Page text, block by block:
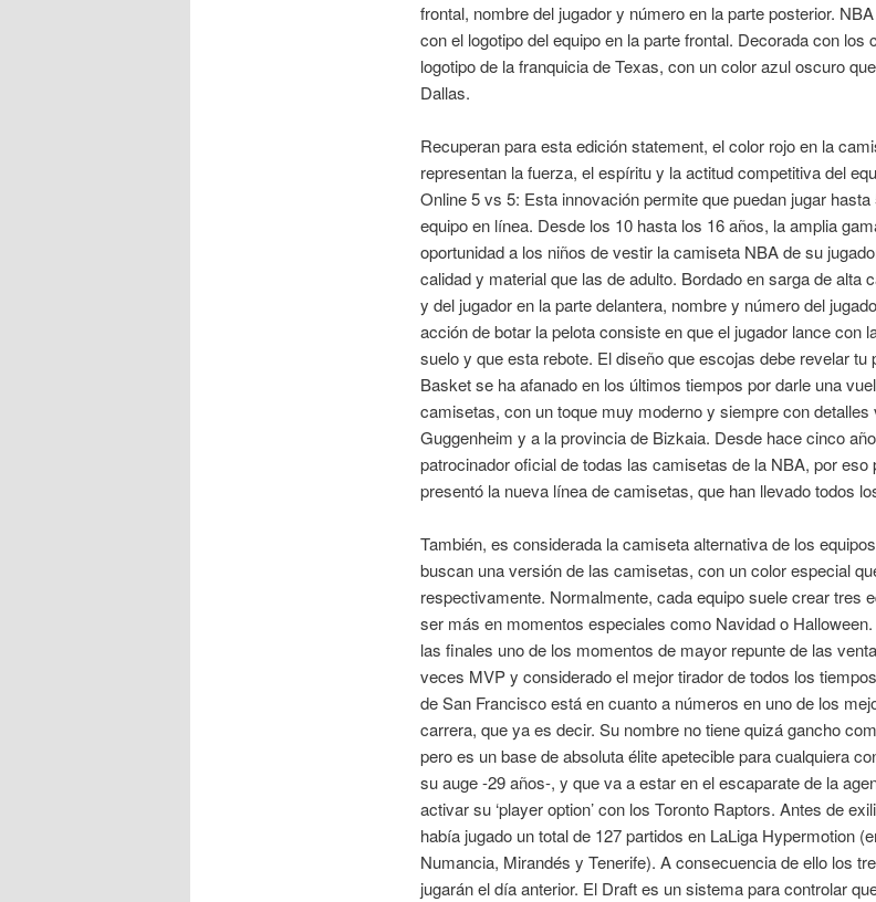
frontal, nombre del jugador y número en la parte posterior.
con el logotipo del equipo en la parte frontal. Decorada con
logotipo de la franquicia de Texas, con un color azul oscuro
Dallas.
Recuperan para esta edición statement, el color rojo en la
representan la fuerza, el espíritu y la actitud competitiva del
Online 5 vs 5: Esta innovación permite que puedan jugar
equipo en línea. Desde los 10 hasta los 16 años, la amplia
oportunidad a los niños de vestir la camiseta NBA de su
calidad y material que las de adulto. Bordado en sarga de alta
y del jugador en la parte delantera, nombre y número del
acción de botar la pelota consiste en que el jugador lance con
suelo y que esta rebote. El diseño que escojas debe revelar tu
Basket se ha afanado en los últimos tiempos por darle una
camisetas, con un toque muy moderno y siempre con detalles
Guggenheim y a la provincia de Bizkaia. Desde hace cinco
patrocinador oficial de todas las camisetas de la NBA, por eso
presentó la nueva línea de camisetas, que han llevado todos
También, es considerada la camiseta alternativa de los
buscan una versión de las camisetas, con un color especial
respectivamente. Normalmente, cada equipo suele crear tres
ser más en momentos especiales como Navidad o
las finales uno de los momentos de mayor repunte de las
veces MVP y considerado el mejor tirador de todos los
de San Francisco está en cuanto a números en uno de los
carrera, que ya es decir. Su nombre no tiene quizá gancho
pero es un base de absoluta élite apetecible para cualquiera
su auge -29 años-, y que va a estar en el escaparate de la
activar su ‘player option’ con los Toronto Raptors. Antes de
había jugado un total de 127 partidos en LaLiga Hypermotion
Numancia, Mirandés y Tenerife). A consecuencia de ello los
jugarán el día anterior. El Draft es un sistema para controlar